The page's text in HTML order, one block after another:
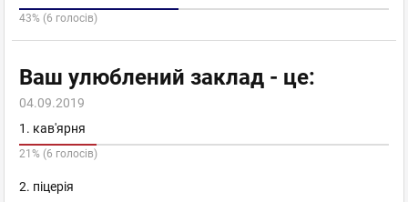
43% (6 голосів)
Ваш улюблений заклад - це:
04.09.2019
1. кав'ярня
21% (6 голосів)
2. піцерія